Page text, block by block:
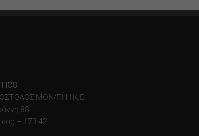
ΜΟΝ/ΠΗ Ι.Κ.Ε.
88
– 173 42